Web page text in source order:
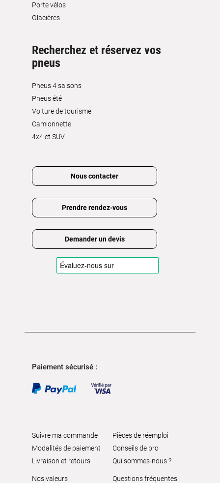
Porte vélos
Glacières
Recherchez et réservez vos
pneus
Pneus 4 saisons
Pneus été
Voiture de tourisme
Camionnette
4x4 et SUV
Nous contacter
Prendre rendez-vous
Demander un devis
Paiement sécurisé :
Suivre ma commande
Modalités de paiement
Livraison et retours
Pièces de réemploi
Conseils de pro
Qui sommes-nous ?
Nos valeurs
Questions fréquentes